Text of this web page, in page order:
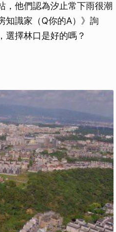
，他們認為汐止常下雨很潮
知識家（Q你的A）》詢
選擇林口是好的嗎？